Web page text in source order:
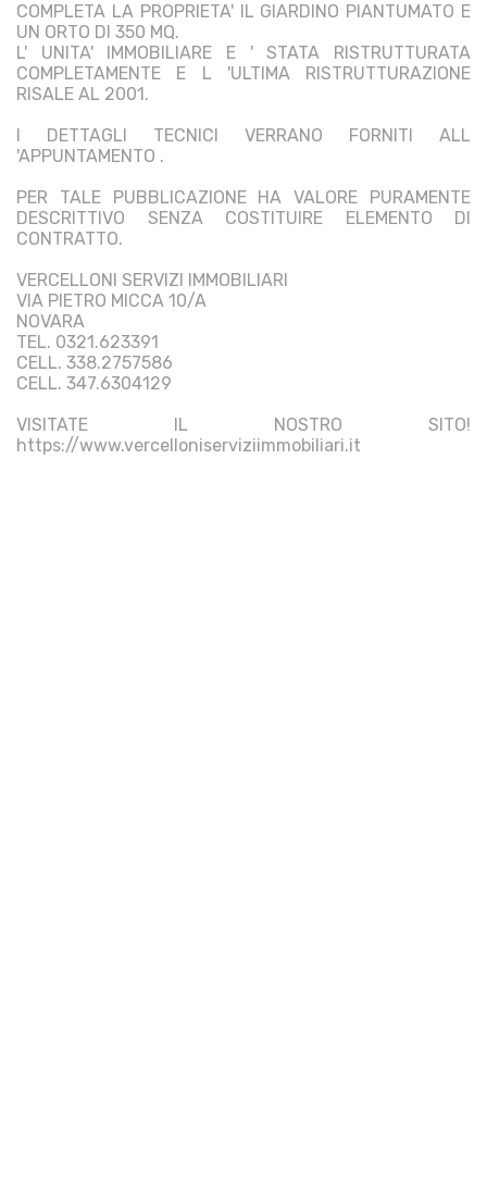
COMPLETA LA PROPRIETA' IL GIARDINO PIANTUMATO E
UN ORTO DI 350 MQ.
L' UNITA' IMMOBILIARE E ' STATA RISTRUTTURATA
COMPLETAMENTE E L 'ULTIMA RISTRUTTURAZIONE
RISALE AL 2001.
I DETTAGLI TECNICI VERRANO FORNITI ALL
'APPUNTAMENTO .
PER TALE PUBBLICAZIONE HA VALORE PURAMENTE
DESCRITTIVO SENZA COSTITUIRE ELEMENTO DI
CONTRATTO.
VERCELLONI SERVIZI IMMOBILIARI
VIA PIETRO MICCA 10/A
NOVARA
TEL. 0321.623391
CELL. 338.2757586
CELL. 347.6304129
VISITATE IL NOSTRO SITO!
https://www.vercelloniserviziimmobiliari.it